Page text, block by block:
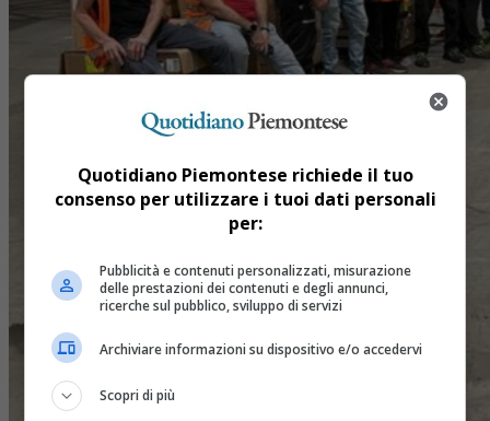
Quotidiano Piemontese richiede il tuo
consenso per utilizzare i tuoi dati personali
per:
Pubblicità e contenuti personalizzati, misurazione
delle prestazioni dei contenuti e degli annunci,
ricerche sul pubblico, sviluppo di servizi
Archiviare informazioni su dispositivo e/o accedervi
Scopri di più